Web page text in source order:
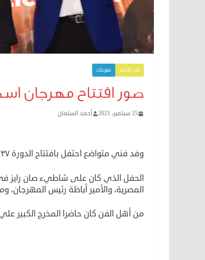
اخر الأخبار منوعات
صور افتتاح مهرجان اسكندرية ٣٧ .. تكريم
25 سبتمبر، 2021 أحمد السلمان
وفد فني متواضع احتفل بافتتاح الدورة ٣٧ من مهرجان الإسكندرية السينمائي الدولي لأفلام البحر المتوسط.
الحفل الذي كان على شاطيء صان رايز
المصرية، والأمير أباظة رئيس المهرجان،
من أهل الفن كان حاضرا المخرج الكبير